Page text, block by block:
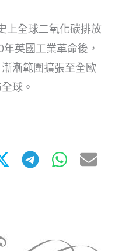
上全球二氧化碳排放
英國工業革命後，
漸範圍擴張至全歐
球。